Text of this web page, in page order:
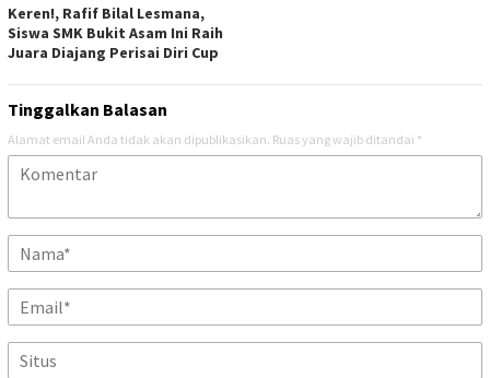
Keren!, Rafif Bilal Lesmana,
Siswa SMK Bukit Asam Ini Raih
Juara Diajang Perisai Diri Cup
Tinggalkan Balasan
Alamat email Anda tidak akan dipublikasikan. Ruas yang wajib ditandai *